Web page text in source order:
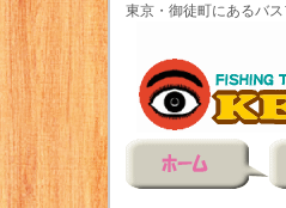
東京・御徒町にあるバ